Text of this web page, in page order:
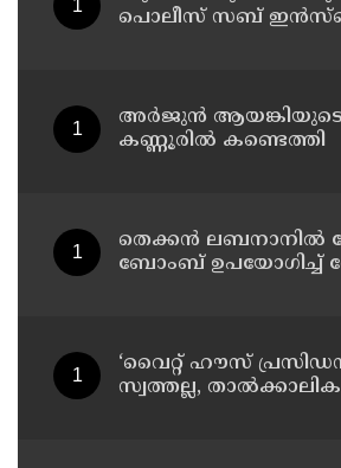
പൊലീസ് സബ്
അർജുൻ ആയങ്കിയുടെ
കണ്ണൂരിൽ കണ്ടെത്തി
തെക്കൻ
ബോംബ് ഉപയോഗിച്ച്
‘വൈറ്റ് ഹൗസ്
സ്വത്തല്ല, താൽക്കാലിക